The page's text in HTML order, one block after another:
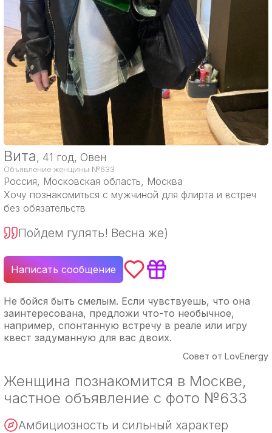
Вита, 41 год, Овен
Объявление женщины №633
Россия, Московская область, Москва
Хочу познакомиться с мужчиной для флирта и встреч
без обязательств
Пойдем гулять! Весна же)
Написать сообщение
Не бойся быть смелым. Если чувствуешь, что она
заинтересована, предложи что-то необычное,
например, спонтанную встречу в реале или игру
квест задуманную для вас двоих.
Совет от LovEnergy
Женщина познакомится в Москве,
частное объявление с фото №633
Амбициозность и сильный характер